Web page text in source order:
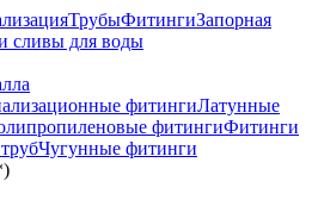
ТрубыФитингиЗапорная
сливы для воды
фитингиЛатунные
фитингиФитинги
Чугунные фитинги